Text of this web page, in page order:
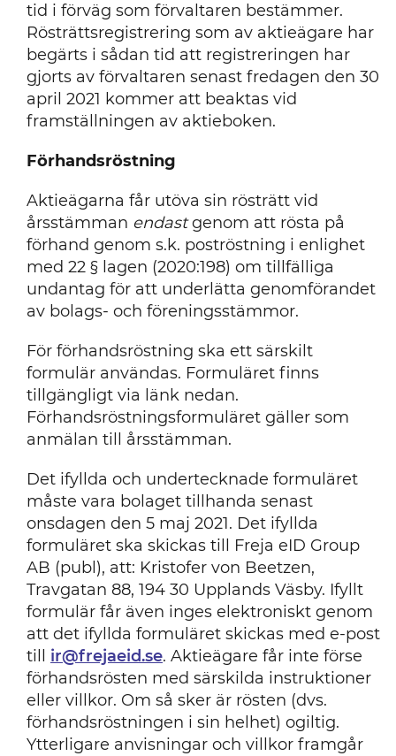
tid i förväg som förvaltaren bestämmer.
Rösträttsregistrering som av aktieägare har
begärts i sådan tid att registreringen har
gjorts av förvaltaren senast fredagen den 30
april 2021 kommer att beaktas vid
framställningen av aktieboken.
Förhandsröstning
Aktieägarna får utöva sin rösträtt vid
årsstämman endastgenom att rösta på
förhand genom s.k. poströstning i enlighet
med 22 § lagen (2020:198) om tillfälliga
undantag för att underlätta genomförandet
av bolags- och föreningsstämmor.
För förhandsröstning ska ett särskilt
formulär användas. Formuläret finns
tillgängligt via länk nedan.
Förhandsröstningsformuläret gäller som
anmälan till årsstämman.
Det ifyllda och undertecknade formuläret
måste vara bolaget tillhanda senast
onsdagen den 5 maj 2021. Det ifyllda
formuläret ska skickas till Freja eID Group
AB (publ), att: Kristofer von Beetzen,
Travgatan 88, 194 30 Upplands Väsby. Ifyllt
formulär får även inges elektroniskt genom
att det ifyllda formuläret skickas med e-post
till ir@frejaeid.se. Aktieägare får inte förse
förhandsrösten med särskilda instruktioner
eller villkor. Om så sker är rösten (dvs.
förhandsröstningen i sin helhet) ogiltig.
Ytterligare anvisningar och villkor framgår